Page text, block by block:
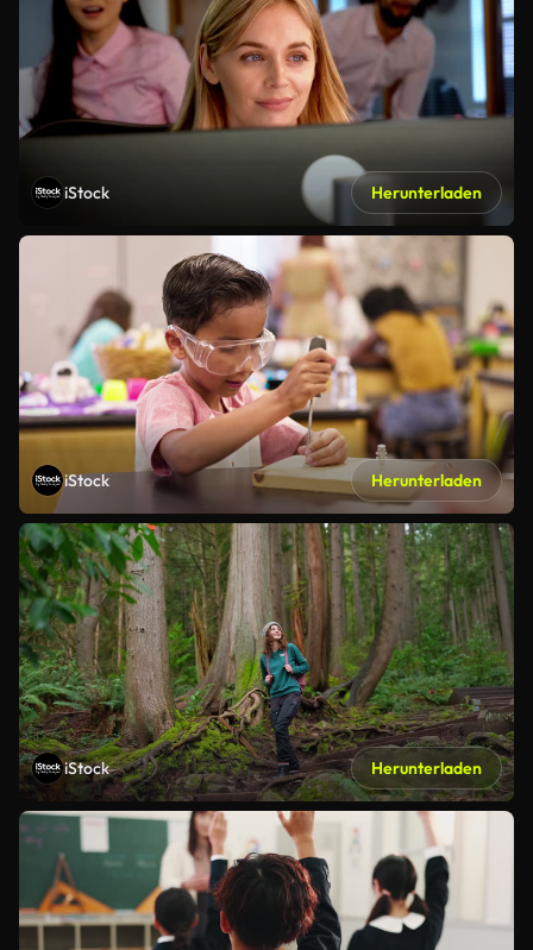
iStock Herunterladen
iStock Herunterladen
iStock Herunterladen